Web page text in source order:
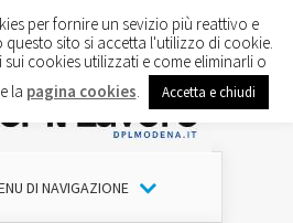
DI NAVIGAZIONE
per fornire un sevizio più reattivo e
sito si accetta l'utilizzo di cookie.
cookies utilizzati e come eliminarli o
la pagina cookies Accetta e chiudi